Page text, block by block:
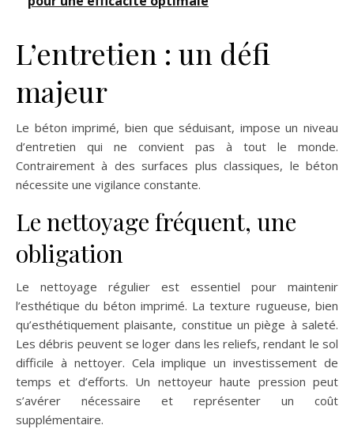
L’entretien : un défi
majeur
Le béton imprimé, bien que séduisant, impose un niveau
d’entretien qui ne convient pas à tout le monde.
Contrairement à des surfaces plus classiques, le béton
nécessite une vigilance constante.
Le nettoyage fréquent, une
obligation
Le nettoyage régulier est essentiel pour maintenir
l’esthétique du béton imprimé. La texture rugueuse, bien
qu’esthétiquement plaisante, constitue un piège à saleté.
Les débris peuvent se loger dans les reliefs, rendant le sol
difficile à nettoyer. Cela implique un investissement de
temps et d’efforts. Un nettoyeur haute pression peut
s’avérer nécessaire et représenter un coût
supplémentaire.